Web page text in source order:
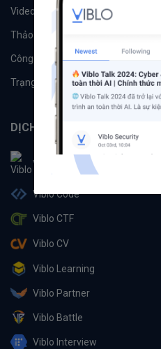
Videos
Thảo luận
Công cụ
Trạng thái hệ thống
DỊCH VỤ
Viblo
Viblo Code
Viblo CTF
Viblo CV
Viblo Learning
Viblo Partner
Viblo Battle
Viblo Interview